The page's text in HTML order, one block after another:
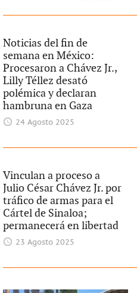
Noticias del fin de
semana en México:
Procesaron a Chávez Jr.,
Lilly Téllez desató
polémica y declaran
hambruna en Gaza
24 Agosto 2025
Vinculan a proceso a
Julio César Chávez Jr. por
tráfico de armas para el
Cártel de Sinaloa;
permanecerá en libertad
23 Agosto 2025